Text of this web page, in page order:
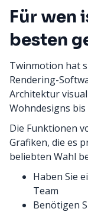
Für wen
besten
Twinmotion hat
Rendering-
Architektur
Wohndesigns
Die Funktionen
Grafiken, die es
beliebten Wahl
Haben Sie
Team
Benötigen